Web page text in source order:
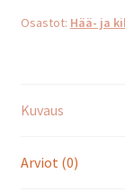
askeleen...
Osastot: Hää- ja
Kuvaus
Arviot (0)